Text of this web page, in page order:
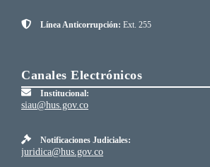
Línea Anticorrupción: Ext. 255
Canales Electrónicos
Institucional:
siau@hus.gov.co
Notificaciones Judiciales:
juridica@hus.gov.co